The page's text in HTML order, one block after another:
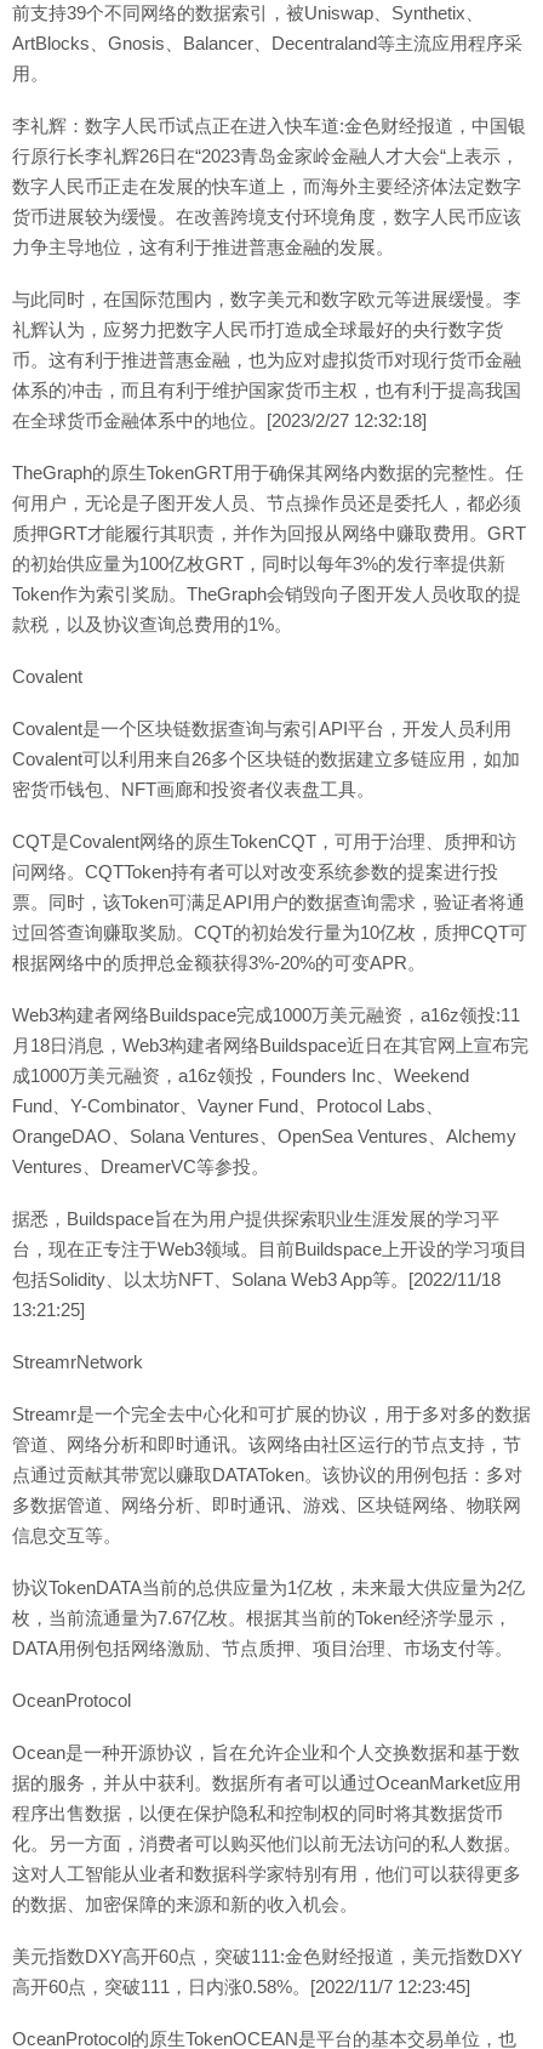
前支持39个不同网络的数据索引，被Uniswap、Synthetix、
ArtBlocks、Gnosis、Balancer、Decentraland等主流应用程序采
用。
李礼辉：数字人民币试点正在进入快车道:金色财经报道，中国银
行原行长李礼辉26日在“2023青岛金家岭金融人才大会“上表示，
数字人民币正走在发展的快车道上，而海外主要经济体法定数字
货币进展较为缓慢。在改善跨境支付环境角度，数字人民币应该
力争主导地位，这有利于推进普惠金融的发展。
与此同时，在国际范围内，数字美元和数字欧元等进展缓慢。李
礼辉认为，应努力把数字人民币打造成全球最好的央行数字货
币。这有利于推进普惠金融，也为应对虚拟货币对现行货币金融
体系的冲击，而且有利于维护国家货币主权，也有利于提高我国
在全球货币金融体系中的地位。[2023/2/27 12:32:18]
TheGraph的原生TokenGRT用于确保其网络内数据的完整性。任
何用户，无论是子图开发人员、节点操作员还是委托人，都必须
质押GRT才能履行其职责，并作为回报从网络中赚取费用。GRT
的初始供应量为100亿枚GRT，同时以每年3%的发行率提供新
Token作为索引奖励。TheGraph会销毁向子图开发人员收取的提
款税，以及协议查询总费用的1%。
Covalent
Covalent是一个区块链数据查询与索引API平台，开发人员利用
Covalent可以利用来自26多个区块链的数据建立多链应用，如加
密货币钱包、NFT画廊和投资者仪表盘工具。
CQT是Covalent网络的原生TokenCQT，可用于治理、质押和访
问网络。CQTToken持有者可以对改变系统参数的提案进行投
票。同时，该Token可满足API用户的数据查询需求，验证者将通
过回答查询赚取奖励。CQT的初始发行量为10亿枚，质押CQT可
根据网络中的质押总金额获得3%-20%的可变APR。
Web3构建者网络Buildspace完成1000万美元融资，a16z领投:11
月18日消息，Web3构建者网络Buildspace近日在其官网上宣布完
成1000万美元融资，a16z领投，Founders Inc、Weekend
Fund、Y-Combinator、Vayner Fund、Protocol Labs、
OrangeDAO、Solana Ventures、OpenSea Ventures、Alchemy
Ventures、DreamerVC等参投。
据悉，Buildspace旨在为用户提供探索职业生涯发展的学习平
台，现在正专注于Web3领域。目前Buildspace上开设的学习项目
包括Solidity、以太坊NFT、Solana Web3 App等。[2022/11/18
13:21:25]
StreamrNetwork
Streamr是一个完全去中心化和可扩展的协议，用于多对多的数据
管道、网络分析和即时通讯。该网络由社区运行的节点支持，节
点通过贡献其带宽以赚取DATAToken。该协议的用例包括：多对
多数据管道、网络分析、即时通讯、游戏、区块链网络、物联网
信息交互等。
协议TokenDATA当前的总供应量为1亿枚，未来最大供应量为2亿
枚，当前流通量为7.67亿枚。根据其当前的Token经济学显示，
DATA用例包括网络激励、节点质押、项目治理、市场支付等。
OceanProtocol
Ocean是一种开源协议，旨在允许企业和个人交换数据和基于数
据的服务，并从中获利。数据所有者可以通过OceanMarket应用
程序出售数据，以便在保护隐私和控制权的同时将其数据货币
化。另一方面，消费者可以购买他们以前无法访问的私人数据。
这对人工智能从业者和数据科学家特别有用，他们可以获得更多
的数据、加密保障的来源和新的收入机会。
美元指数DXY高开60点，突破111:金色财经报道，美元指数DXY
高开60点，突破111，日内涨0.58%。[2022/11/7 12:23:45]
OceanProtocol的原生TokenOCEAN是平台的基本交易单位，也